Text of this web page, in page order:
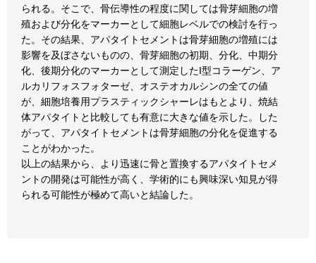
られる。そこで、骨伝導性の程度に関しては骨芽細胞の増
殖および分化をマーカーとして細胞レベルでの検討を行っ
た。その結果、アパタイトセメントは骨芽細胞の増殖には
影響を及ぼさないものの、骨芽細胞の初期、分化、中期分
化、後期分化のマーカーとして測定したI型コラーゲン、ア
ルカリフォスフォターゼ、オステオカルシンの全ての値
が、細胞培養用プラスティックシャーレはもとより、焼結
体アパタイトと比較しても有意に大きな値を示した。した
がって、アパタイトセメントは骨芽細胞の分化を促進する
ことがわかった。
以上の結果から、より迅速に骨と置換するアパタイトセメ
ントの開発は可能性が高く、学術的にも興味深い知見が得
られる可能性が極めて高いと結論した。